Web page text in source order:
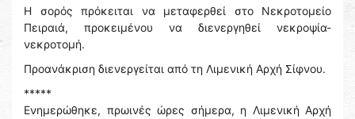
Η σορός πρόκειται να μεταφερθεί στο Νεκροτομείο
Πειραιά, προκειμένου να διενεργηθεί νεκροψία-
νεκροτομή.
Προανάκριση διενεργείται από τη Λιμενική Αρχή Σίφνου.
*****
Ενημερώθηκε, πρωινές ώρες σήμερα, η Λιμενική Αρχή